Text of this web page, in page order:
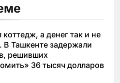
а денег так и не
В Ташкенте задержали
решивших
36 тысяч долларов